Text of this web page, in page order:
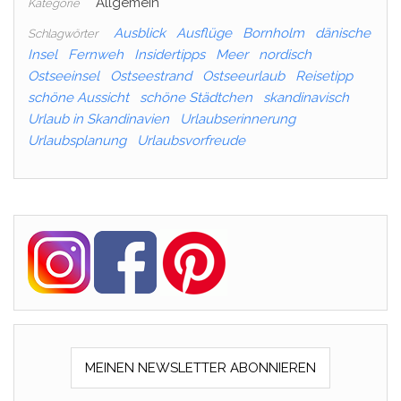
Kategorie
Schlagwörter Ausblick Ausflüge Bornholm
dänische
Insel
Fernweh Insidertipps Meer
nordisch
Ostseeinsel
Ostseestrand Ostseeurlaub
Reisetipp
schöne Aussicht
schöne Städtchen
skandinavisch
Urlaub in Skandinavien
Urlaubserinnerung
Urlaubsplanung
Urlaubsvorfreude
MEINEN NEWSLETTER ABONNIEREN